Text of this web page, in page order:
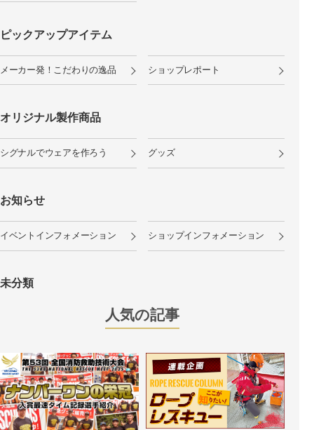
ピックアップアイテム
メーカー発！こだわりの逸品 ショップレポート
オリジナル製作商品
シグナルでウェアを作ろう グッズ
お知らせ
イベントインフォメーション ショップインフォメーション
未分類
人気の記事